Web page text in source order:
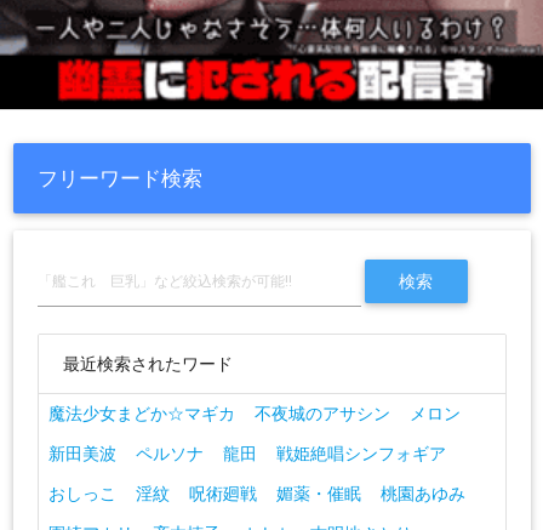
フリーワード検索
最近検索されたワード
魔法少女まどか☆マギカ 不夜城のアサシン
メロン
新田美波
ペルソナ 龍田
戦姫絶唱シンフォギア
おしっこ
淫紋 呪術廻戦 媚薬・催眠
桃園あゆみ